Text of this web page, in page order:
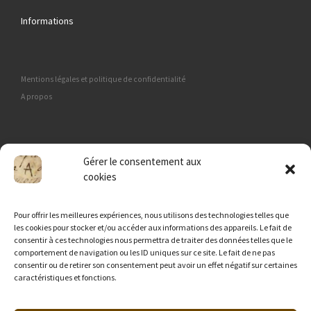
Gérer le consentement aux
cookies
Pour offrir les meilleures expériences, nous utilisons des technologies telles que
les cookies pour stocker et/ou accéder aux informations des appareils. Le fait de
consentir à ces technologies nous permettra de traiter des données telles que le
comportement de navigation ou les ID uniques sur ce site. Le fait de ne pas
consentir ou de retirer son consentement peut avoir un effet négatif sur certaines
caractéristiques et fonctions.
Informations
Mentions légales et politique de confidentialité
A propos
Membre de Généatech